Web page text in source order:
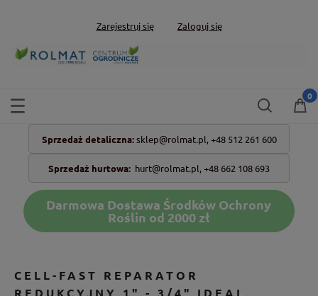
Zarejestruj się Zaloguj się
Sprzedaż detaliczna: sklep@rolmat.pl, +48 512 261 600
Sprzedaż hurtowa: hurt@rolmat.pl,+48 662 108 693
Darmowa Dostawa Środków Ochrony
Roślin od 2000 zł
CELL-FAST REPARATOR
REDUKCYJNY 1" - 3/4" IDEAL